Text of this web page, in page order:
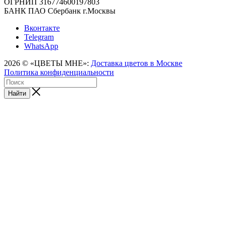
БАНК ПАО Сбербанк г.Москвы
Вконтакте
Telegram
WhatsApp
2026 © «ЦВЕТЫ МНЕ»: Доставка цветов в Москве
Политика конфиденциальности
Найти